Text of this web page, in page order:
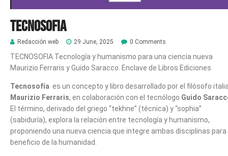
Tecnosofia
Redacción web 29 June, 2025 0 Comments
TECNOSOFIA Tecnología y humanismo para una ciencia nueva
Maurizio Ferraris y Guido Saracco. Enclave de Libros Ediciones
Tecnosofía es un concepto y libro desarrollado por el filósofo
Maurizio Ferraris, en colaboración con el tecnólogo Guido
El término, derivado del griego “tekhne” (técnica) y “sophia”
(sabiduría), explora la relación entre tecnología y humanismo,
proponiendo una nueva ciencia que integre ambas disciplinas para
beneficio de la humanidad.